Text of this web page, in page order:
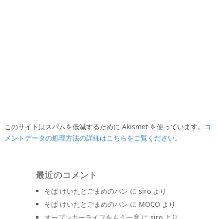
このサイトはスパムを低減するために Akismet を使っています。
コ
メントデータの処理方法の詳細はこちらをご覧ください。
最近のコメント
そば けいたとごまめのパン に siro より
そば けいたとごまめのパン に MOCO より
オープンカーライフをもう一度 に siro より